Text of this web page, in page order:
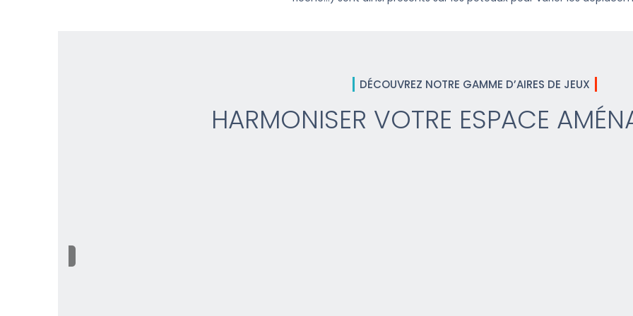
DÉCOUVREZ NOTRE GAMME D’AIRES DE JEUX
HARMONISER VOTRE ESPACE